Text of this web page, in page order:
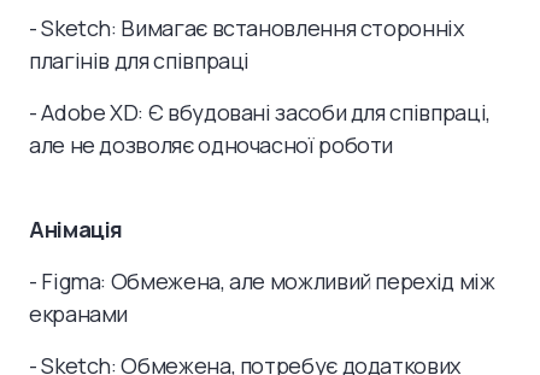
- Sketch: Вимагає встановлення сторонніх
плагінів для співпраці
- Adobe XD: Є вбудовані засоби для співпраці,
але не дозволяє одночасної роботи
Анімація
- Figma: Обмежена, але можливий перехід між
екранами
- Sketch: Обмежена, потребує додаткових